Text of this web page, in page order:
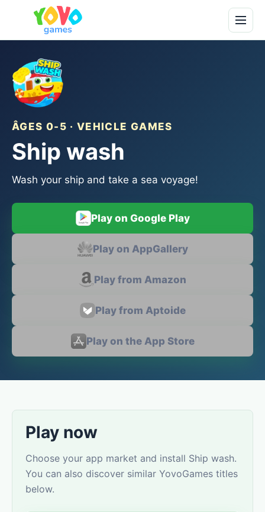
ÂGES 0-5 · VEHICLE GAMES
Ship wash
Wash your ship and take a sea voyage!
Play on Google Play
Play on AppGallery
Play from Amazon
Play from Aptoide
Play on the App Store
Play now
Choose your app market and install Ship wash.
You can also discover similar YovoGames titles
below.